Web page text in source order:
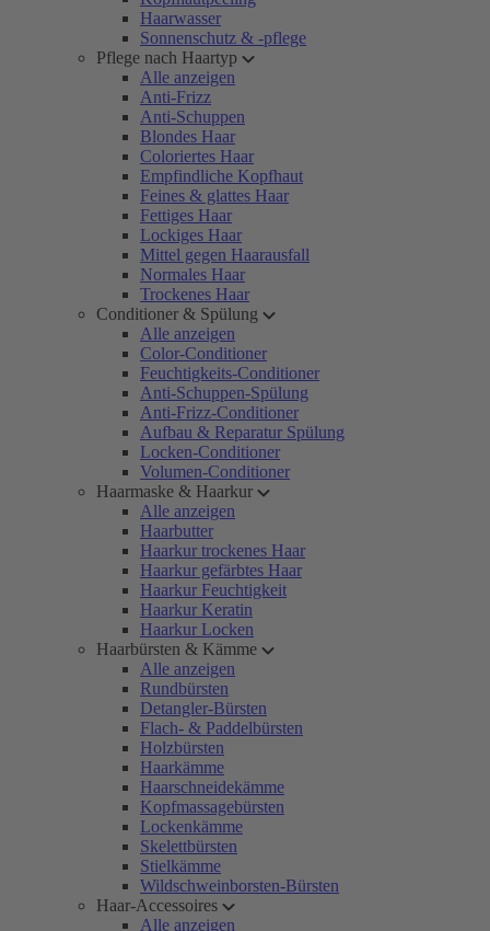
Haarwasser
Sonnenschutz & -pflege
Pflege nach Haartyp
Alle anzeigen
Anti-Frizz
Anti-Schuppen
Blondes Haar
Coloriertes Haar
Empfindliche Kopfhaut
Feines & glattes Haar
Fettiges Haar
Lockiges Haar
Mittel gegen Haarausfall
Normales Haar
Trockenes Haar
Conditioner & Spülung
Alle anzeigen
Color-Conditioner
Feuchtigkeits-Conditioner
Anti-Schuppen-Spülung
Anti-Frizz-Conditioner
Aufbau & Reparatur Spülung
Locken-Conditioner
Volumen-Conditioner
Haarmaske & Haarkur
Alle anzeigen
Haarbutter
Haarkur trockenes Haar
Haarkur gefärbtes Haar
Haarkur Feuchtigkeit
Haarkur Keratin
Haarkur Locken
Haarbürsten & Kämme
Alle anzeigen
Rundbürsten
Detangler-Bürsten
Flach- & Paddelbürsten
Holzbürsten
Haarkämme
Haarschneidekämme
Kopfmassagebürsten
Lockenkämme
Skelettbürsten
Stielkämme
Wildschweinborsten-Bürsten
Haar-Accessoires
Alle anzeigen